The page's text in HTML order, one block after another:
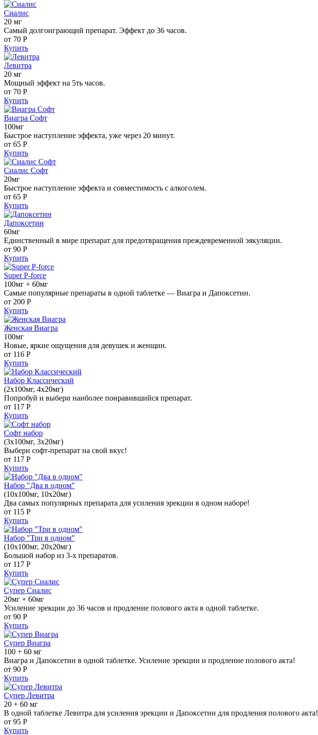
Сиалис
20 мг
Самый долгоиграющий препарат. Эффект до 36 часов.
от 70 Р
Купить
Левитра
20 мг
Мощный эффект на 5ть часов.
от 70 Р
Купить
Виагра Софт
100мг
Быстрое наступление эффекта, уже через 20 минут.
от 65 Р
Купить
Сиалис Софт
20мг
Быстрое наступление эффекта и совместимость с алкоголем.
от 65 Р
Купить
Дапоксетин
60мг
Единственный в мире препарат для предотвращения преждевременной эякуляции.
от 90 Р
Купить
Super P-force
100мг + 60мг
Самые популярные препараты в одной таблетке — Виагра и Дапоксетин.
от 200 Р
Купить
Женская Виагра
100мг
Новые, яркие ощущения для девушек и женщин.
от 116 Р
Купить
Набор Классический
(2x100мг, 4x20мг)
Попробуй и выбери наиболее понравившийся препарат.
от 117 Р
Купить
Софт набор
(3x100мг, 3x20мг)
Выбери софт-препарат на свой вкус!
от 117 Р
Купить
Набор "Два в одном"
(10x100мг, 10x20мг)
Два самых популярных препарата для усиления эрекции в одном наборе!
от 115 Р
Купить
Набор "Три в одном"
(10x100мг, 20x20мг)
Большой набор из 3-х препаратов.
от 117 Р
Купить
Супер Сиалис
20мг + 60мг
Усиление эрекции до 36 часов и продление полового акта в одной таблетке.
от 90 Р
Купить
Супер Виагра
100 + 60 мг
Виагра и Дапоксетин в одной таблетке. Усиление эрекции и продление полового акта!
от 90 Р
Купить
Супер Левитра
20 + 60 мг
В одной таблетке Левитра для усиления эрекции и Дапоксетин для продления полового акта!
от 95 Р
Купить